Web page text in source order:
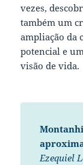
vezes,
também um
ampliação da
potencial e
visão de vida.
Ezequiel